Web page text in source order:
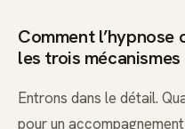
Comment l’hypnose
les trois
Entrons dans le détail.
pour un